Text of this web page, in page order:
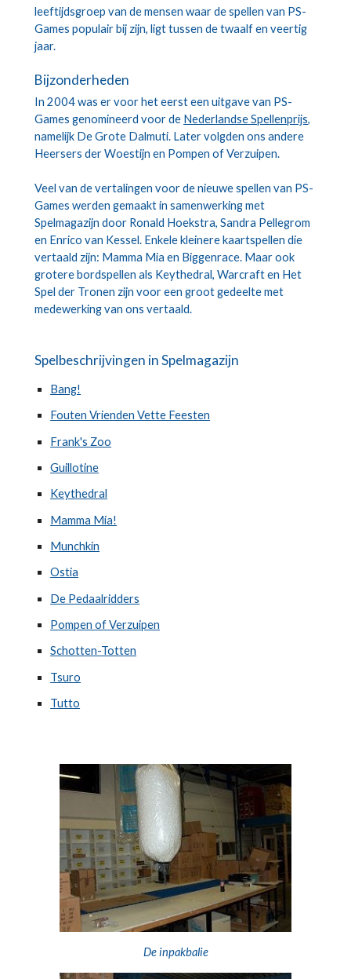
leeftijdsgroep van de mensen waar de spellen van PS-
Games populair bij zijn, ligt tussen de twaalf en veertig
jaar.
Bijzonderheden
In 2004 was er voor het eerst een uitgave van PS-
Games genomineerd voor de Nederlandse Spellenprijs,
namelijk De Grote Dalmuti. Later volgden ons andere
Heersers der Woestijn en Pompen of Verzuipen.
Veel van de vertalingen voor de nieuwe spellen van PS-
Games werden gemaakt in samenwerking met
Spelmagazijn door Ronald Hoekstra, Sandra Pellegrom
en Enrico van Kessel. Enkele kleinere kaartspellen die
vertaald zijn: Mamma Mia en Biggenrace. Maar ook
grotere bordspellen als Keythedral, Warcraft en Het
Spel der Tronen zijn voor een groot gedeelte met
medewerking van ons vertaald.
Spelbeschrijvingen in Spelmagazijn
Bang!
Fouten Vrienden Vette Feesten
Frank's Zoo
Guillotine
Keythedral
Mamma Mia!
Munchkin
Ostia
De Pedaalridders
Pompen of Verzuipen
Schotten-Totten
Tsuro
Tutto
De inpakbalie